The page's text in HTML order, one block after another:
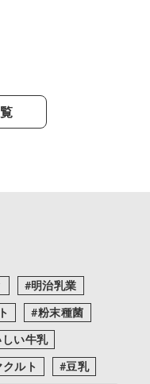
明治乳業
粉末種菌
い牛乳
ルト
豆乳